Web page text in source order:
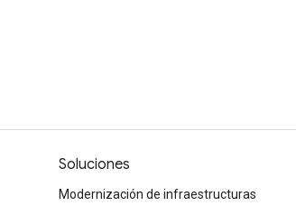
Soluciones
Modernización de infraestructuras